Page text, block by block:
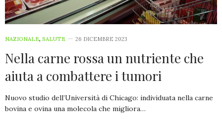
NAZIONALE, SALUTE 26 DICEMBRE 2023
Nella carne rossa un nutriente che
aiuta a combattere i tumori
Nuovo studio dell’Università di Chicago: individuata nella carne
bovina e ovina una molecola che migliora…